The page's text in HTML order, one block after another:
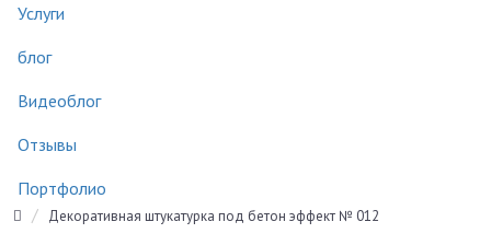
Услуги
блог
Видеоблог
Отзывы
Портфолио
Декоративная штукатурка под бетон эффект № 012